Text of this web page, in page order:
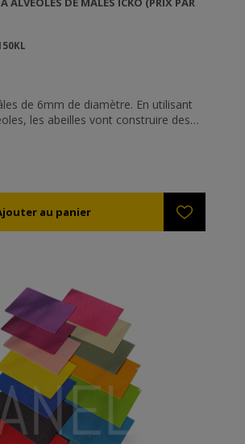
de 6mm de diamètre. En utilisant
les abeilles vont construire des
Ceci est très efficace pour lutter
qui a tendance à préférer les cellules
de retirer le cadre lorsque les
pendant l'insémination artificielles des